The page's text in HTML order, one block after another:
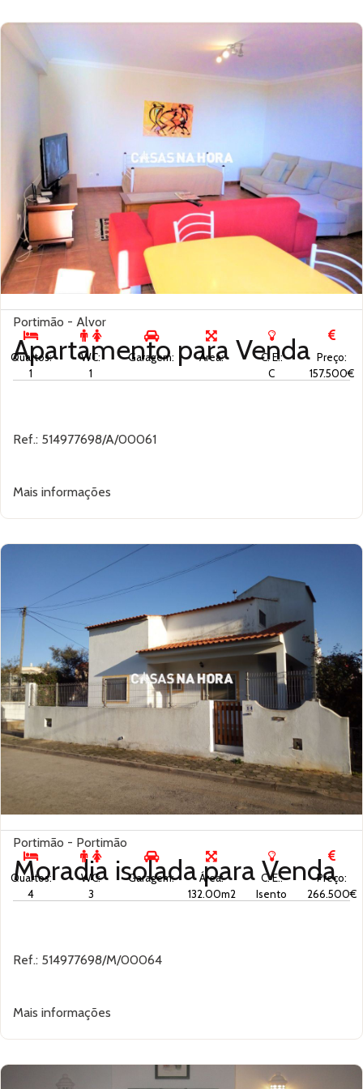
Portimão - Alvor
Apartamento paraVenda
Ref.: 514977698/A/00061
Mais informações
Quartos:
1
WC:
1
Garagem: Área:
C. E.:
C
Preço:
157.500€
Portimão - Portimão
Moradia isolada paraVenda
Ref.: 514977698/M/00064
Mais informações
Quartos:
4
WC:
3
Garagem:
Área:
132.00m2
C. E.:
Isento
Preço:
266.500€